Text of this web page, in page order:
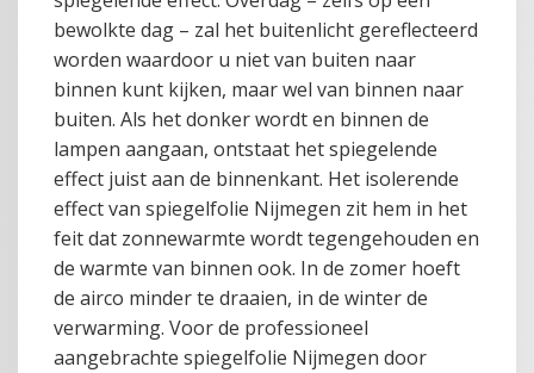
bewolkte dag – zal het buitenlicht gereflecteerd
worden waardoor u niet van buiten naar
binnen kunt kijken, maar wel van binnen naar
buiten. Als het donker wordt en binnen de
lampen aangaan, ontstaat het spiegelende
effect juist aan de binnenkant. Het isolerende
effect van spiegelfolie Nijmegen zit hem in het
feit dat zonnewarmte wordt tegengehouden en
de warmte van binnen ook. In de zomer hoeft
de airco minder te draaien, in de winter de
verwarming. Voor de professioneel
aangebrachte spiegelfolie Nijmegen door